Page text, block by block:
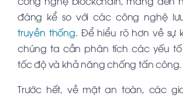
đáng kể so với các công nghệ
truyền thống. Để hiểu rõ hơn về sự
chúng ta cần phân tích các yếu
tốc độ và khả năng chống tấn công.
Trước hết, về mặt an toàn, các